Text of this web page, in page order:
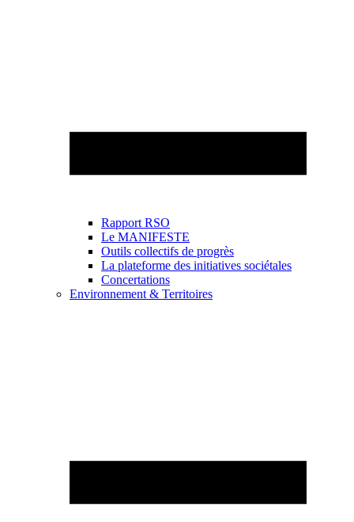
Rapport RSO
Le MANIFESTE
Outils collectifs de progrès
La plateforme des initiatives sociétales
Concertations
Environnement & Territoires